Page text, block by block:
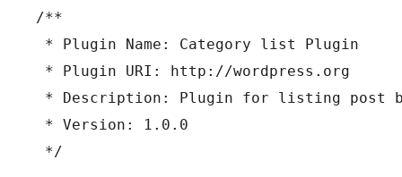
/**
* Plugin Name: Category list Plugin
* Plugin URI: http://wordpress.org
* Description: Plugin for listing post
* Version: 1.0.0
*/